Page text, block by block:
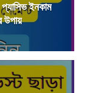
প্যাসিভ ইনকাম
উপায়